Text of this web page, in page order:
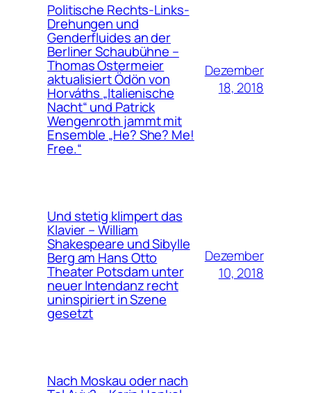
Politische Rechts-Links-
Drehungen und
Genderfluides an der
Berliner Schaubühne –
Thomas Ostermeier
aktualisiert Ödön von
Horváths „Italienische
Nacht“ und Patrick
Wengenroth jammt mit
Ensemble „He? She? Me!
Free.“
Dezember
18, 2018
Und stetig klimpert das
Klavier – William
Shakespeare und Sibylle
Berg am Hans Otto
Theater Potsdam unter
neuer Intendanz recht
uninspiriert in Szene
gesetzt
Dezember
10, 2018
Nach Moskau oder nach